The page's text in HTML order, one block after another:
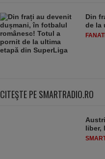
Din
de la
CITEŞTE PE SMARTRADIO.RO
liber,